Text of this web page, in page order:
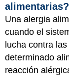
alimentarias?
Una alergia
cuando el
lucha contra
determinado
reacción